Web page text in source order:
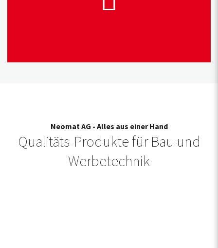
Neomat AG - Alles aus einer Hand
Qualitäts-Produkte für Bau und
Werbetechnik